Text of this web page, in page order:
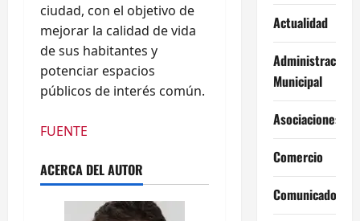
ciudad, con el objetivo de
mejorar la calidad de vida
de sus habitantes y
potenciar espacios
públicos de interés común.
FUENTE
ACERCA DEL AUTOR
Actualidad
Administración
Municipal
Asociaciones
Comercio
Comunicados